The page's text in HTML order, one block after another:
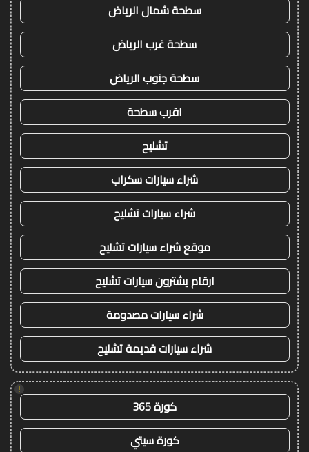
سطحة شمال الرياض
سطحة غرب الرياض
سطحة جنوب الرياض
اقرب سطحة
تشليح
شراء سيارات سكراب
شراء سيارات تشليح
موقع شراء سيارات تشليح
ارقام يشترون سيارات تشليح
شراء سيارات مصدومة
شراء سيارات قديمة تشليح
!
كورة 365
كورة سيتي